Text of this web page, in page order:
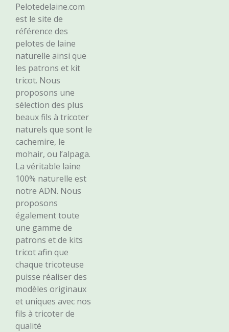
Pelotedelaine.com
est le site de
référence des
pelotes de laine
naturelle ainsi que
les patrons et kit
tricot. Nous
proposons une
sélection des plus
beaux fils à tricoter
naturels que sont le
cachemire, le
mohair, ou l’alpaga.
La véritable laine
100% naturelle est
notre ADN. Nous
proposons
également toute
une gamme de
patrons et de kits
tricot afin que
chaque tricoteuse
puisse réaliser des
modèles originaux
et uniques avec nos
fils à tricoter de
qualité